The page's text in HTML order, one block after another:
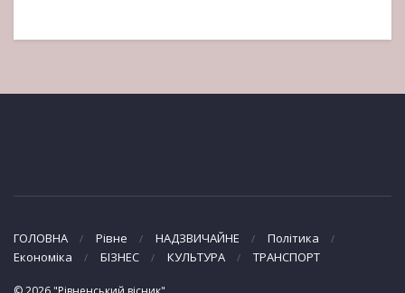
ГОЛОВНА Рівне НАДЗВИЧАЙНЕ
Політика
Економіка
БІЗНЕС КУЛЬТУРА ТРАНСПОРТ